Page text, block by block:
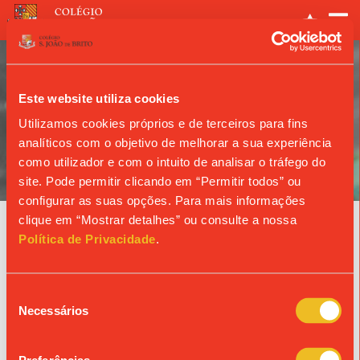
Este website utiliza cookies
Utilizamos cookies próprios e de terceiros para fins
analíticos com o objetivo de melhorar a sua experiência
como utilizador e com o intuito de analisar o tráfego do
site. Pode permitir clicando em “Permitir todos” ou
configurar as suas opções. Para mais informações
clique em “Mostrar detalhes” ou consulte a nossa
Política de Privacidade.
Necessários
ANO LETIVO
Notícias
HORIZONTE 2022
Projeto de Inovação Pedagógica no Colégio de S. João de Brito